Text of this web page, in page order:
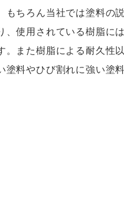
ちろん当社では塗料の
、使用されている樹脂に
。また樹脂による耐久性
塗料やひび割れに強い塗